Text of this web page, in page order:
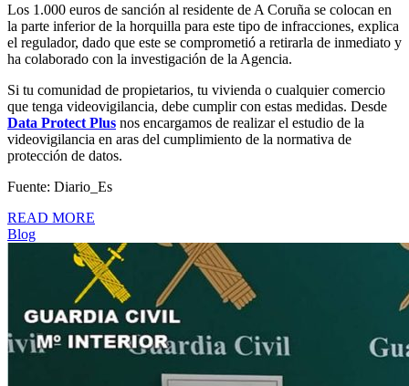
Los 1.000 euros de sanción al residente de A Coruña se colocan en
la parte inferior de la horquilla para este tipo de infracciones, explica
el regulador, dado que este se comprometió a retirarla de inmediato y
ha colaborado con la investigación de la Agencia.
Si tu comunidad de propietarios, tu vivienda o cualquier comercio
que tenga videovigilancia, debe cumplir con estas medidas. Desde
Data Protect Plus nos encargamos de realizar el estudio de la
videovigilancia en aras del cumplimiento de la normativa de
protección de datos.
Fuente: Diario_Es
READ MORE
Blog